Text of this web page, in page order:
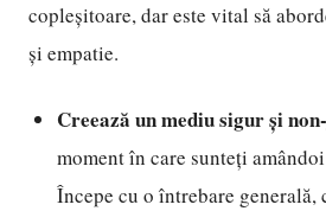
copleșitoare, dar este vital să
și empatie.
Creează un mediu sigur și
moment în care sunteți
Începe cu o întrebare generală,